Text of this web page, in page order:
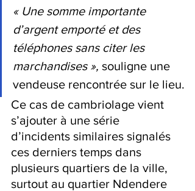
« Une somme importante
d’argent emporté et des
téléphones sans citer les
marchandises », souligne une
vendeuse rencontrée sur le lieu.
Ce cas de cambriolage vient
s’ajouter à une série
d’incidents similaires signalés
ces derniers temps dans
plusieurs quartiers de la ville,
surtout au quartier Ndendere